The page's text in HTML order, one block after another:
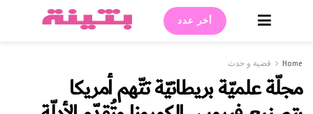
أخر عدد
Home قضية و حدث
مجلّة علميّة بريطانيّة تتّهم أمريكا